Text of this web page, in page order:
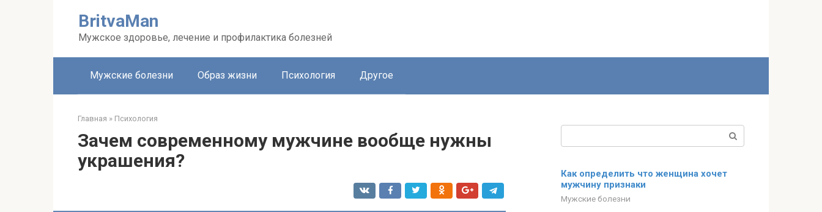
BritvaMan
Мужское здоровье, лечение и профилактика болезней
Мужские болезни Образ жизни Психология Другое
Главная » Психология
Зачем современному мужчине вообще нужны
украшения?
Как определить что женщина хочет
мужчину признаки
Мужские болезни